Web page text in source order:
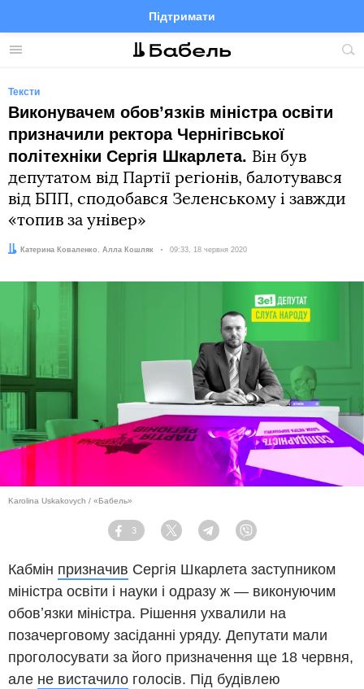
Меню
Підтримати
FacebookTelegramTwitter
Тексти
Виконувачем обовʼязків міністра освіти
призначили ректора Чернігівської
політехніки Сергія Шкарлета. Він був
депутатом від Партії регіонів, балотувався
від БПП, сподобався Зеленському і завжди
«топив за універ»
Автор:Катерина Коваленко
Редактор: Алла Кошляк Дата:
09:33, 18 червня 2020
Karolina Uskakovych / «Бабель»
Facebook
3
Twitter TelegramViber
Кабмін призначив Сергія Шкарлета заступником
міністра освіти і науки і одразу ж — виконуючим
обовʼязки міністра. Рішення ухвалили на
позачерговому засіданні уряду. Депутати мали
проголосувати за його призначення ще 18 червня,
але не вистачило голосів. Під будівлею